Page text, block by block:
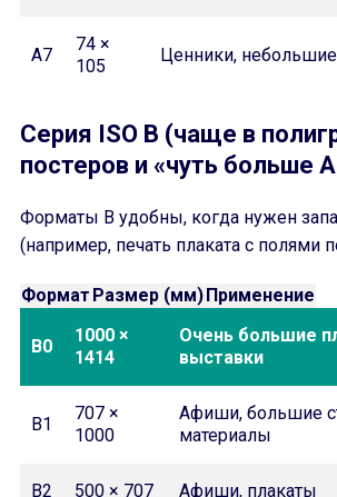
A7
74 ×
105
Ценники,
Серия ISO B (чаще в
постеров и «чуть больше
Форматы B удобны, когда нужен
(например, печать плаката с полями
Формат Размер (мм)Применение
B0
1000 ×
1414
Очень большие
выставки
B1
707 ×
1000
Афиши, большие
материалы
B2 500 × 707 Афиши, плакаты